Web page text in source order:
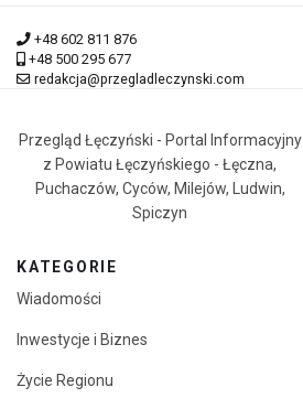
+48 602 811 876
+48 500 295 677
redakcja@przegladleczynski.com
Przegląd Łęczyński - Portal Informacyjny
z Powiatu Łęczyńskiego - Łęczna,
Puchaczów, Cyców, Milejów, Ludwin,
Spiczyn
KATEGORIE
Wiadomości
Inwestycje i Biznes
Życie Regionu